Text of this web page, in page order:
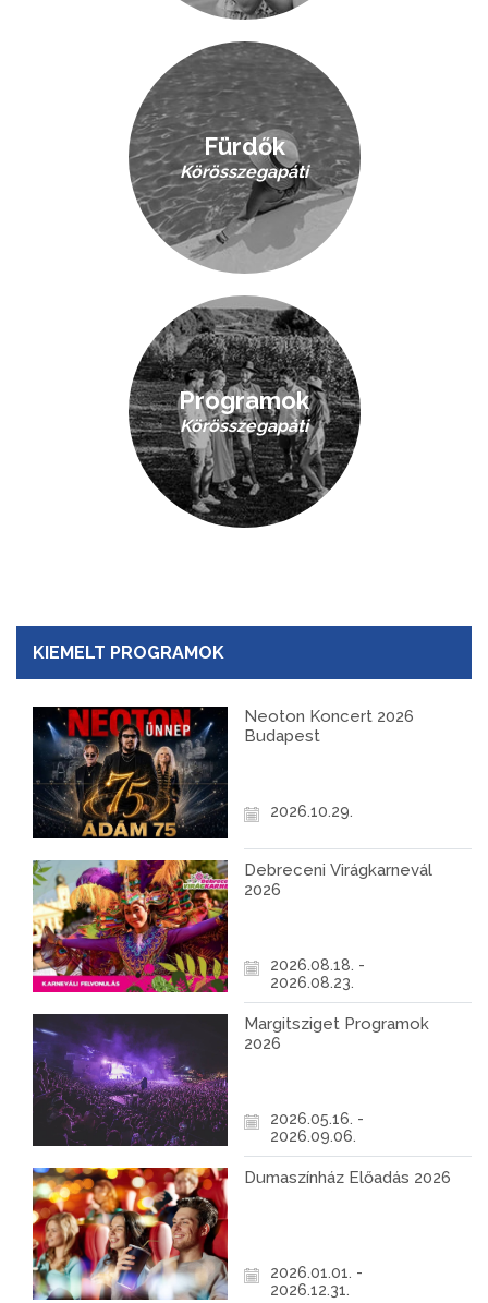
KIEMELT PROGRAMOK
Neoton Koncert 2026
Budapest
2026.10.29.
Debreceni Virágkarnevál
2026
2026.08.18. -
2026.08.23.
Margitsziget Programok
2026
2026.05.16. -
2026.09.06.
Dumaszínház Előadás 2026
2026.01.01. -
2026.12.31.
Fürdők
Körösszegapáti
Programok
Körösszegapáti